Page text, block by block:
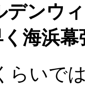
デンウ
海浜幕
らいで